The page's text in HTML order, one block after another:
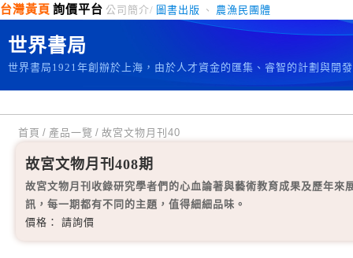
台灣黃頁 詢價平台 公司簡介/ 圖書出版 、 農漁民團體
世界書局
世界書局1921年創辦於上海，由於人才資金的匯集、睿智的計劃與開
首頁 / 產品一覽 / 故宮文物月刊40
故宮文物月刊408期
故宮文物月刊收錄研究學者們的心血論著與藝術教育成果及歷年來
訊，每一期都有不同的主題，值得細細品味。
價格： 請詢價